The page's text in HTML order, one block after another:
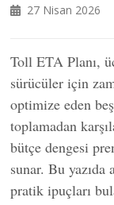
27 Nisan 2026
Toll ETA Planı,
sürücüler için
optimize eden
toplamadan
bütçe dengesi
sunar. Bu
pratik ipuçları